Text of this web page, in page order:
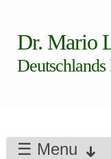
Dr. Mario
☰ Menu